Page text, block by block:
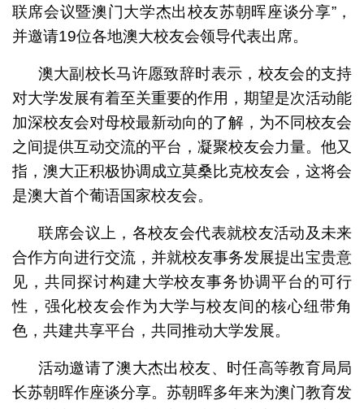
联席会议暨澳门大学杰出校友苏朝晖座谈分享”，
并邀请19位各地澳大校友会领导代表出席。
澳大副校长马许愿致辞时表示，校友会的支持
对大学发展有着至关重要的作用，期望是次活动能
加深校友会对母校最新动向的了解，为不同校友会
之间提供互动交流的平台，凝聚校友会力量。他又
指，澳大正积极协调成立莫桑比克校友会，这将会
是澳大首个葡语国家校友会。
联席会议上，各校友会代表就校友活动及未来
合作方向进行交流，并就校友事务发展提出宝贵意
见，共同探讨构建大学校友事务协调平台的可行
性，强化校友会作为大学与校友间的核心纽带角
色，共建共享平台，共同推动大学发展。
活动邀请了澳大杰出校友、时任高等教育局局
长苏朝晖作座谈分享。苏朝晖多年来为澳门教育发